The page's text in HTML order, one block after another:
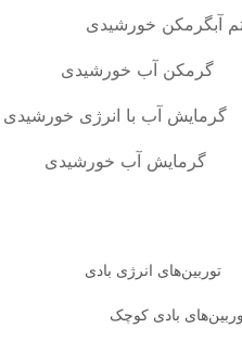
آبگرمکن خورشیدی
گرمکن آب خورشیدی
گرمایش آب با انرژی خورشیدی
گرمایش آب خورشیدی
توربین‌های انرژی بادی
بادی کوچک